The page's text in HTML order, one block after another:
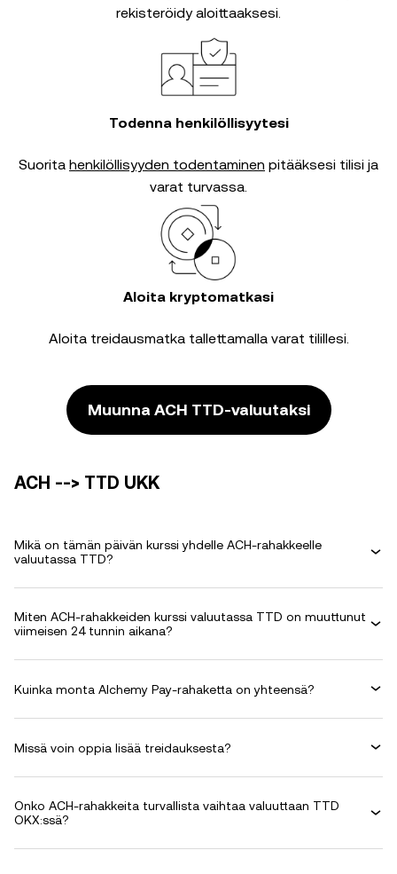
rekisteröidy aloittaaksesi.
Todenna henkilöllisyytesi
Suorita henkilöllisyyden todentaminen pitääksesi tilisi ja
varat turvassa.
Aloita kryptomatkasi
Aloita treidausmatka tallettamalla varat tilillesi.
Muunna ACH TTD-valuutaksi
ACH --> TTD UKK
Mikä on tämän päivän kurssi yhdelle ACH-rahakkeelle
valuutassa TTD?
Miten ACH-rahakkeiden kurssi valuutassa TTD on muuttunut
viimeisen 24 tunnin aikana?
Kuinka monta Alchemy Pay-rahaketta on yhteensä?
Missä voin oppia lisää treidauksesta?
Onko ACH-rahakkeita turvallista vaihtaa valuuttaan TTD
OKX:ssä?